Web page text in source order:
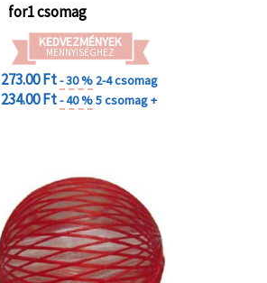
for1 csomag
KEDVEZMÉNYEK
MENNYISÉGHEZ
273.00 Ft- 30 % 2-4 csomag
234.00 Ft- 40 %5 csomag +